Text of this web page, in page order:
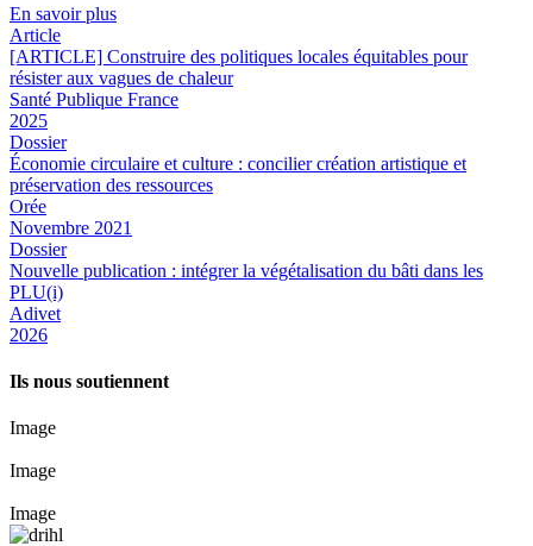
En savoir plus
Article
[ARTICLE] Construire des politiques locales équitables pour
résister aux vagues de chaleur
Santé Publique France
2025
Dossier
Économie circulaire et culture : concilier création artistique et
préservation des ressources
Orée
Novembre 2021
Dossier
Nouvelle publication : intégrer la végétalisation du bâti dans les
PLU(i)
Adivet
2026
Ils nous soutiennent
Image
Image
Image